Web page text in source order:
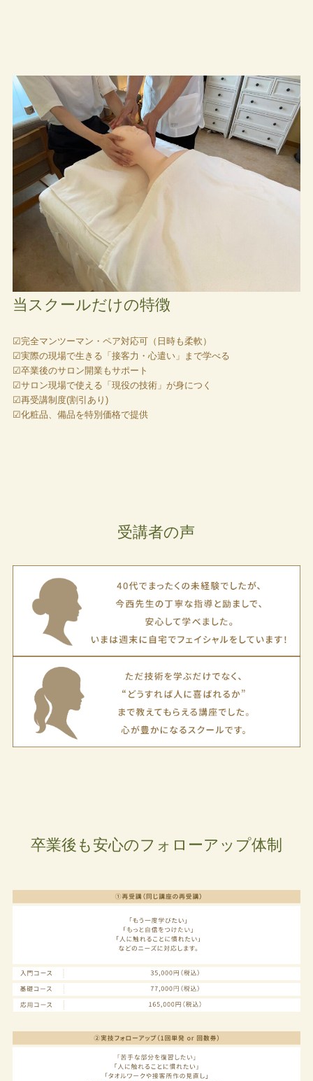
当スクールだけの特徴
☑︎完全マンツーマン・ペア対応可（日時も柔軟）
☑︎実際の現場で生きる「接客力・心遣い」まで学べる
☑︎卒業後のサロン開業もサポート
☑︎サロン現場で使える「現役の技術」が身につく
☑︎再受講制度(割引あり)
☑︎化粧品、備品を特別価格で提供
受講者の声
卒業後も安心のフォローアップ体制